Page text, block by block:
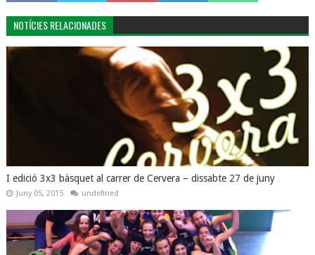
NOTÍCIES RELACIONADES
I edició 3x3 bàsquet al carrer de Cervera – dissabte 27 de juny
Juny 05, 2015 undefined